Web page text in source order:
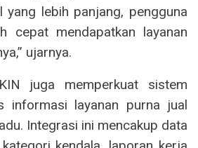
yang lebih panjang, pengguna
cepat mendapatkan layanan
ujarnya.
juga memperkuat sistem
informasi layanan purna jual
Integrasi ini mencakup data